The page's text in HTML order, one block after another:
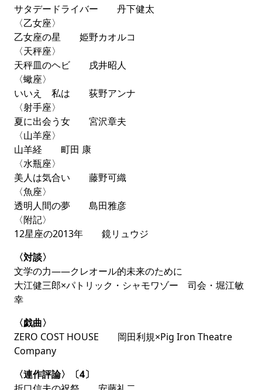
アメリカのパフォーマンス集団Pig Iron Theatre
Company
フィアで上演された岡田利規
HOUSE」
ー・デイヴィッド・ソローの『ウォールデン』に出会っ
た。『ゼロから始める都市型狩猟生活』などで０円ハウ
スを提唱した、現代のソローとも言うべき「坂口恭平」
は新政府を樹立し、ある夫婦を受け入れる――。過去と
現在の「岡田利規」が登場し、東日本大震災を経て起き
た自身の変化を見つめる自伝的作品です。2013年２月
には日本初上陸、KAAT神奈川芸術劇場で上演されま
す！
連作評論 第４回
祭」
折口信夫を新たな角度から再発見する、
的論考の第４弾です。「折口信夫の祝祭」
である柳田國男を取り上げ、二人の関係や折口に与えた
影響をたどり直します。
大反響！ 好評連載 第２回 筒井康隆、辻原
登
１月号で連載が始まり、多くの反響が寄せられた 筒井康
隆「創作の極意と掟」。 第２回のテーマは「破綻」「濫
觴」「表題」です。筒井康隆がこれまで魅力的に感じた
小説のタイトルとは？
サタデードライバー 丹下健太
〈乙女座〉
乙女座の星 姫野カオルコ
〈天秤座〉
天秤皿のヘビ 戌井昭人
〈蠍座〉
いいえ 私は 荻野アンナ
〈射手座〉
夏に出会う女 宮沢章夫
〈山羊座〉
山羊経 町田 康
〈水瓶座〉
美人は気合い 藤野可織
〈魚座〉
透明人間の夢 島田雅彦
〈附記〉
12星座の2013年 鏡リュウジ
〈対談〉
文学の力――クレオール的未来のために
大江健三郎×パトリック・シャモワゾー 司会・堀江敏
幸
〈戯曲〉
ZERO COST HOUSE 岡田利規×Pig Iron Theatre
Company
〈連作評論〉〔4〕